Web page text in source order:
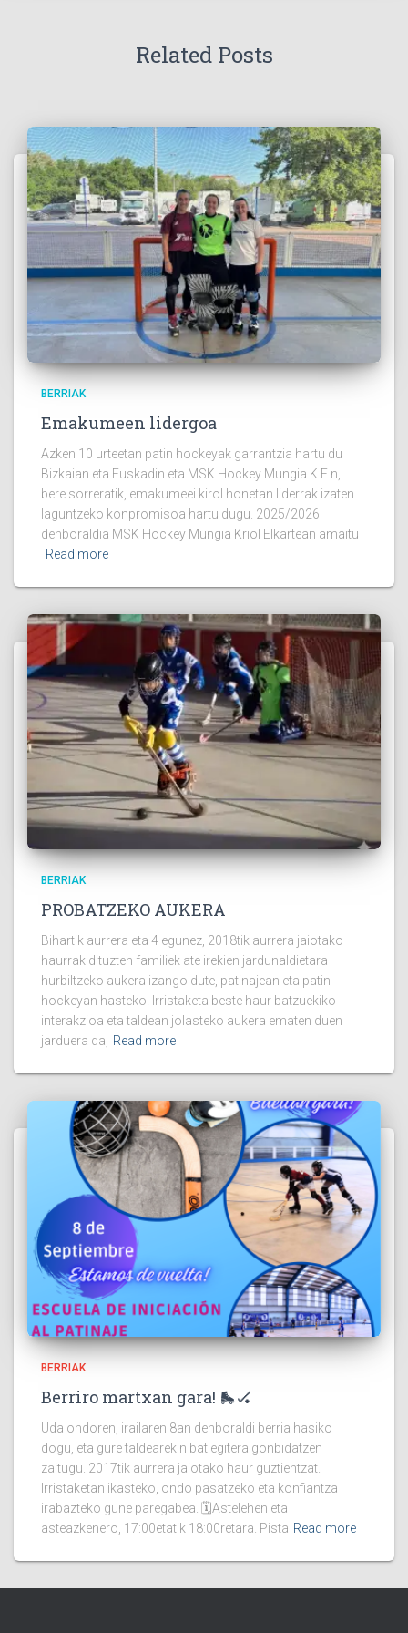
Related Posts
BERRIAK
Emakumeen lidergoa
Azken 10 urteetan patin hockeyak garrantzia hartu du
Bizkaian eta Euskadin eta MSK Hockey Mungia K.E.n,
bere sorreratik, emakumeei kirol honetan liderrak izaten
laguntzeko konpromisoa hartu dugu. 2025/2026
denboraldia MSK Hockey Mungia Kriol Elkartean amaitu
Read more
BERRIAK
PROBATZEKO AUKERA
Bihartik aurrera eta 4 egunez, 2018tik aurrera jaiotako
haurrak dituzten familiek ate irekien jardunaldietara
hurbiltzeko aukera izango dute, patinajean eta patin-
hockeyan hasteko. Irristaketa beste haur batzuekiko
interakzioa eta taldean jolasteko aukera ematen duen
jarduera da, Read more
BERRIAK
Berriro martxan gara! 🛼🏑
Uda ondoren, irailaren 8an denboraldi berria hasiko
dogu, eta gure taldearekin bat egitera gonbidatzen
zaitugu. 2017tik aurrera jaiotako haur guztientzat.
Irristaketan ikasteko, ondo pasatzeko eta konfiantza
irabazteko gune paregabea. 🗓️Astelehen eta
asteazkenero, 17:00etatik 18:00retara. Pista Read more